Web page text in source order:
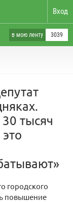
Вход
в мою ленту 3039
тысяч
городского
повышение